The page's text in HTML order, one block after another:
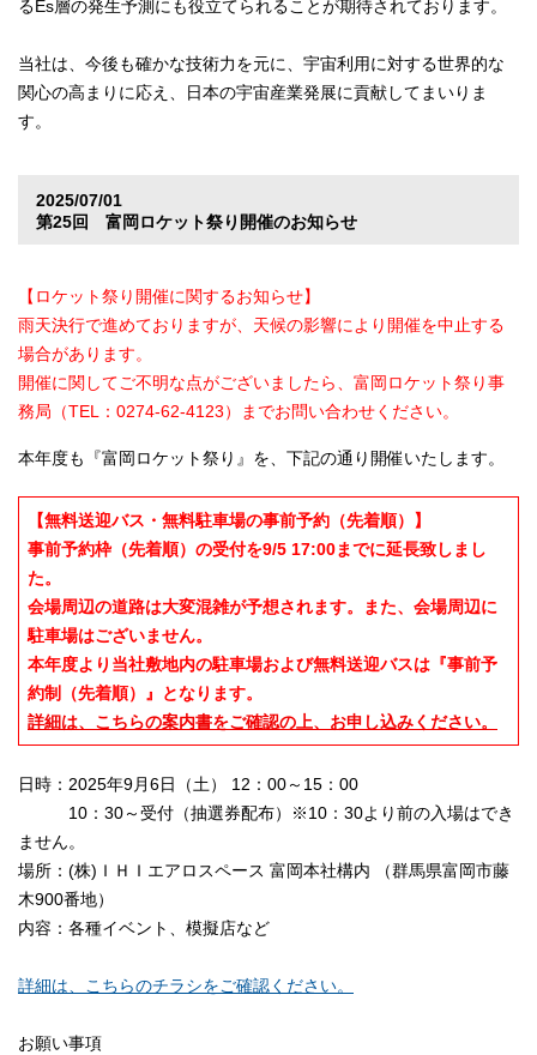
るEs層の発生予測にも役立てられることが期待されております。
当社は、今後も確かな技術力を元に、宇宙利用に対する世界的な
関心の高まりに応え、日本の宇宙産業発展に貢献してまいりま
す。
2025/07/01
第25回 富岡ロケット祭り開催のお知らせ
【ロケット祭り開催に関するお知らせ】
雨天決行で進めておりますが、天候の影響により開催を中止する
場合があります。
開催に関してご不明な点がございましたら、富岡ロケット祭り事
務局（TEL：0274-62-4123）までお問い合わせください。
本年度も『富岡ロケット祭り』を、下記の通り開催いたします。
【無料送迎バス・無料駐車場の事前予約（先着順）】
事前予約枠（先着順）の受付を9/5 17:00までに延長致しまし
た。
会場周辺の道路は大変混雑が予想されます。また、会場周辺に
駐車場はございません。
本年度より当社敷地内の駐車場および無料送迎バスは『事前予
約制（先着順）』となります。
詳細は、こちらの案内書をご確認の上、お申し込みください。
日時：2025年9月6日（土） 12：00～15：00
10：30～受付（抽選券配布）※10：30より前の入場はでき
ません。
場所：(株)ＩＨＩエアロスペース 富岡本社構内 （群馬県富岡市藤
木900番地）
内容：各種イベント、模擬店など
詳細は、こちらのチラシをご確認ください。
お願い事項